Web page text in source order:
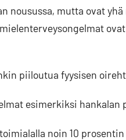
nousussa, mutta ovat
piiloutua fyysisen
esimerkiksi hankalan
noin 10